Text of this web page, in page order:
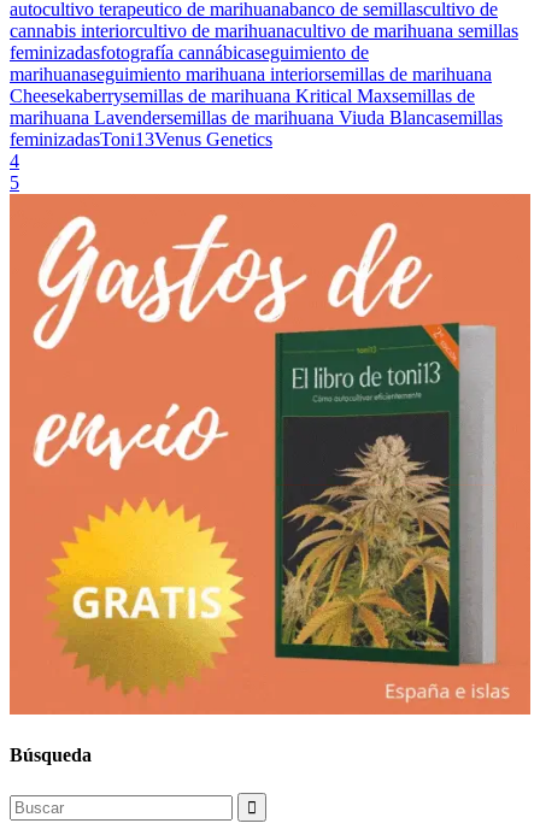
autocultivo terapeutico de marihuanabanco de semillascultivo de
cannabis interiorcultivo de marihuanacultivo de marihuana semillas
feminizadasfotografía cannábicaseguimiento de
marihuanaseguimiento marihuana interiorsemillas de marihuana
Cheesekaberrysemillas de marihuana Kritical Maxsemillas de
marihuana Lavendersemillas de marihuana Viuda Blancasemillas
feminizadasToni13Venus Genetics
Búsqueda
Search
for: